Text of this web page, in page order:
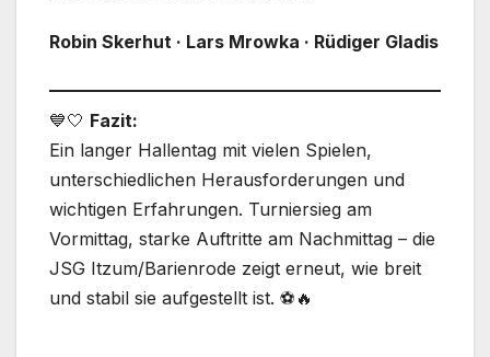
Robin Skerhut · Lars Mrowka · Rüdiger Gladis
💙🤍 Fazit:
Ein langer Hallentag mit vielen Spielen,
unterschiedlichen Herausforderungen und
wichtigen Erfahrungen. Turniersieg am
Vormittag, starke Auftritte am Nachmittag – die
JSG Itzum/Barienrode zeigt erneut, wie breit
und stabil sie aufgestellt ist. ⚽🔥